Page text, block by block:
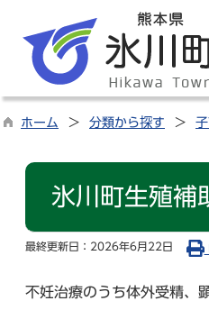
ホーム 分類から探す
氷川町生殖補
最終更新日： 2026年6月22日
不妊治療のうち体外受精、